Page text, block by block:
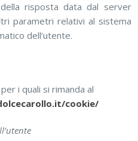
risposta data dal server
parametri relativi al sistema
dell’utente.
i quali si rimanda al
cookie/